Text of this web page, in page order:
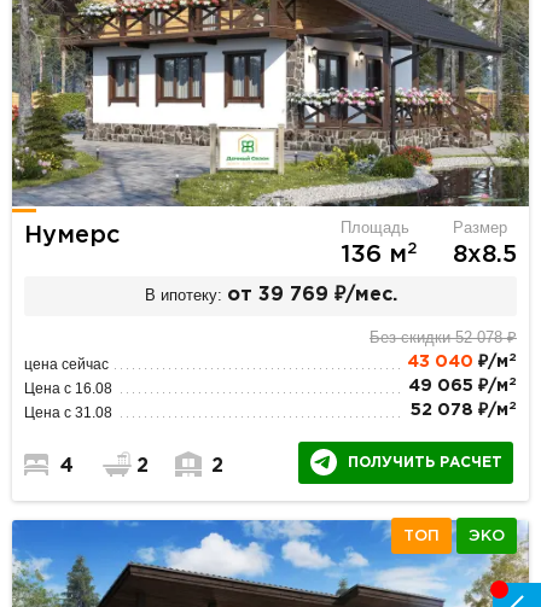
Нумерс Площадь
136 м2
Размер
8х8.5
В ипотеку: от 39 769 ₽/мес.
Без скидки 52 078 ₽
цена сейчас 43 040 ₽/м 2
Цена с 16.08 49 065 ₽/м 2
Цена с 31.08 52 078 ₽/м 2
4 2 2 ПОЛУЧИТЬ РАСЧЕТ
ТОП ЭКО